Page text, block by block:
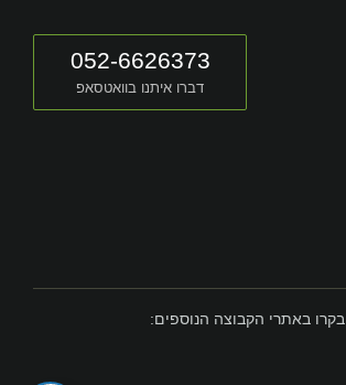
052-6626373
דברו איתנו בוואטסאפ
בקרו באתרי הקבוצה הנוספים: